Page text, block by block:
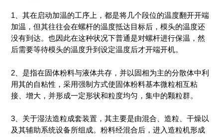
1、其在启动加温的工序上，都是将几个段位的温度翻开开端
加温，但其往往会在螺杆的温度抵达目标后，模头的温度还
没有到达。也因此在这种状况下普通是对螺杆进行保温，然
后需要等待模头的温度升到设定温度后才开端开机。
2、是指在固体粉料与液体共存，并以固相为主的分散体中利
用其的自粘性，采用强制方式使固体粉料基本微粒相互粘
接、增大，并形成一定形状和粒度均匀，集中的颗粒群。
3、关于湿法造粒成套装置，其主要是由混合、造粒、干燥以
及其辅助系统设备所组成。粉料经混合后，进入造粒机形成